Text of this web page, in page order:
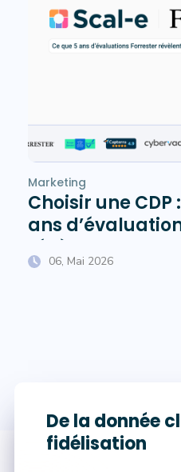
Marketing
Choisir une CDP
ans
révèlent sur la
des éditeurs
06, Mai 2026
De la donnée
fidélisation